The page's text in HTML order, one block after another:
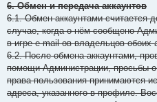
6. Обмен и передача аккаунтов
6.1. Обмен аккаунтами считается
случае, когда о нём сообщено
в игре e-mail-ов владельцов обоих
6.2. После обмена аккаунтами,
помощи Администрации, просьбы
права пользования принимаются
адреса, указанного в профиле.